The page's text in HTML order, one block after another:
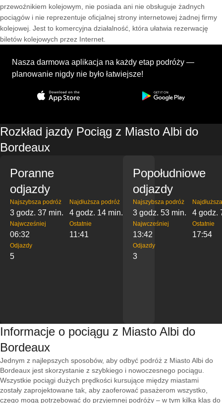
przewoźnikiem kolejowym, nie posiada ani nie obsługuje żadnych
pociągów i nie reprezentuje oficjalnej strony internetowej żadnej firmy
kolejowej. Jest to komercyjna działalność, która ułatwia rezerwację
biletów kolejowych przez Internet.
Nasza darmowa aplikacja na każdy etap podróży —
planowanie nigdy nie było łatwiejsze!
Rozkład jazdy Pociąg z Miasto Albi do
Bordeaux
Poranne
odjazdy
Najszybsza podróż
3 godz. 37 min.
Najdłuższa podróż
4 godz. 14 min.
Najwcześniej
06:32
Ostatnie
11:41
Odjazdy
5
Popołudniowe
odjazdy
Najszybsza podróż
3 godz. 53 min. 4 godz.
Najwcześniej
13:42
Ostatnie
17:54
Odjazdy
3
Informacje o pociągu z Miasto Albi do
Bordeaux
Jednym z najlepszych sposobów, aby odbyć podróż z Miasto Albi do
Bordeaux jest skorzystanie z szybkiego i nowoczesnego pociągu.
Wszystkie pociągi dużych prędkości kursujące między miastami
zostały zaprojektowane tak, aby zaoferować pasażerom wszystko,
czego mogą potrzebować do przyjemnej podróży – w tym kilka klas do